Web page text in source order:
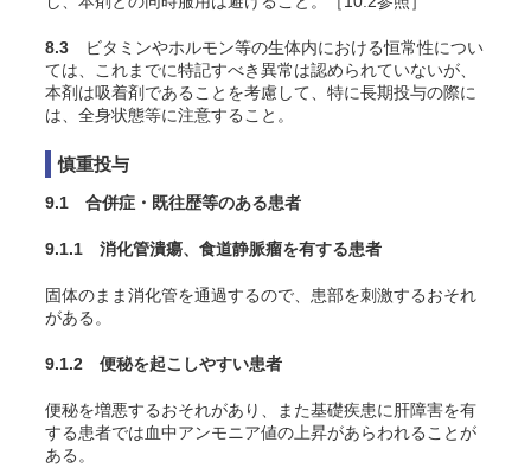
8.3 ビタミンやホルモン等の生体内における恒常性につい
ては、これまでに特記すべき異常は認められていないが、
本剤は吸着剤であることを考慮して、特に長期投与の際に
は、全身状態等に注意すること。
慎重投与
9.1 合併症・既往歴等のある患者
9.1.1 消化管潰瘍、食道静脈瘤を有する患者
固体のまま消化管を通過するので、患部を刺激するおそれ
がある。
9.1.2 便秘を起こしやすい患者
便秘を増悪するおそれがあり、また基礎疾患に肝障害を有
する患者では血中アンモニア値の上昇があらわれることが
ある。